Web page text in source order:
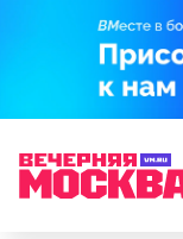
Кабачки,